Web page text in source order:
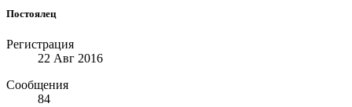
Постоялец
Регистрация
22 Авг 2016
Сообщения
84